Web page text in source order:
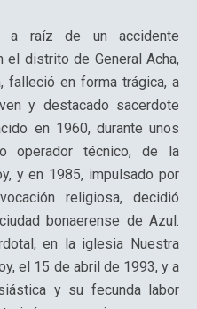
raíz de un accidente
distrito de General Acha,
falleció en forma trágica, a
y destacado sacerdote
en 1960, durante unos
operador técnico, de la
y en 1985, impulsado por
religiosa, decidió
bonaerense de Azul.
en la iglesia Nuestra
el 15 de abril de 1993, y a
y su fecunda labor